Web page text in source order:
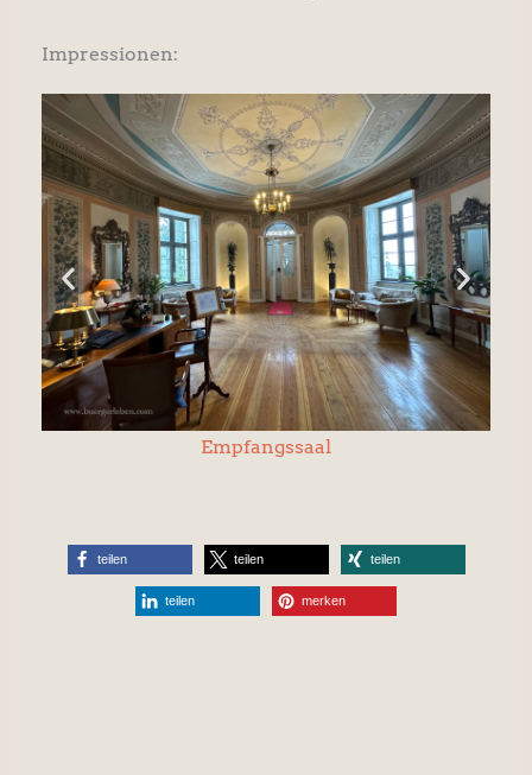
Impressionen:
Empfangssaal
teilen teilen teilen
teilen merken